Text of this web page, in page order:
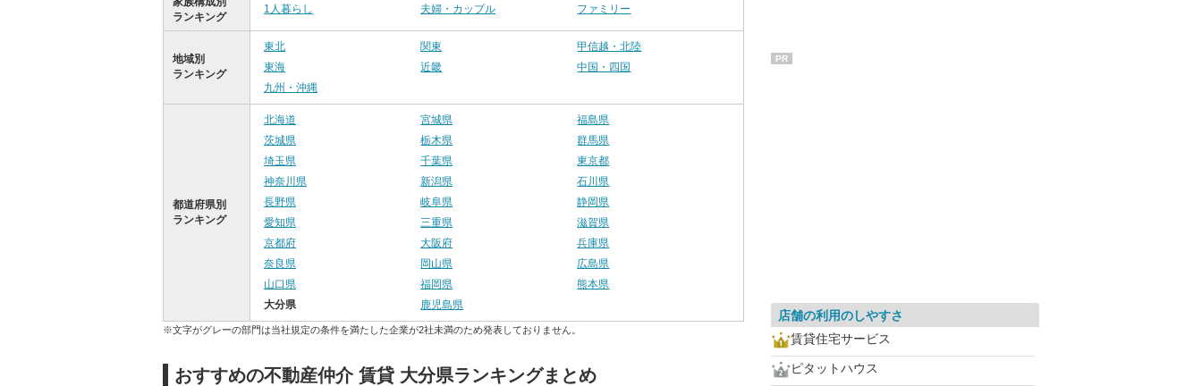
ランキング
1人暮らし 夫婦・カップル ファミリー
地域別
ランキング
東北 関東
甲信越・北陸
東海
近畿
中国・四国
九州・沖縄
都道府県別
ランキング
北海道 宮城県
福島県
茨城県
栃木県
群馬県
埼玉県
千葉県
東京都
神奈川県
新潟県
石川県
長野県
岐阜県
静岡県
愛知県
三重県
滋賀県
京都府
大阪府
兵庫県
奈良県
岡山県
広島県
山口県
福岡県
熊本県
大分県
鹿児島県
※文字がグレーの部門は当社規定の条件を満たした企業が2社未満のため発表しておりません。
おすすめの不動産仲介 賃貸 大分県ランキングまとめ
PR
店舗の利用のしやすさ
賃貸住宅サービス
ピタットハウス